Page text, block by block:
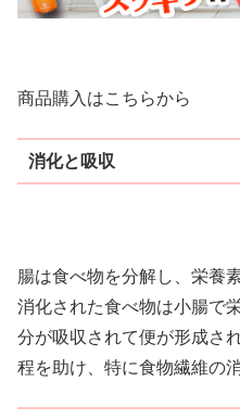
商品購入はこちらから
消化と吸収
腸は食べ物を分解し、栄養
消化された食べ物は小腸で
分が吸収されて便が形成さ
程を助け、特に食物繊維の